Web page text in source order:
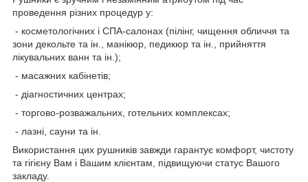
проведення різних процедур у:
- косметологічних і СПА-салонах (пілінг, чищення обличчя та
зони декольте та ін., манікюр, педикюр та ін., прийняття
лікувальних ванн та ін.);
- масажних кабінетів;
- діагностичних центрах;
- торгово-розважальних, готельних комплексах;
- лазні, сауни та ін.
Використання цих рушників завжди гарантує комфорт, чистоту
та гігієну Вам і Вашим клієнтам, підвищуючи статус Вашого
закладу.